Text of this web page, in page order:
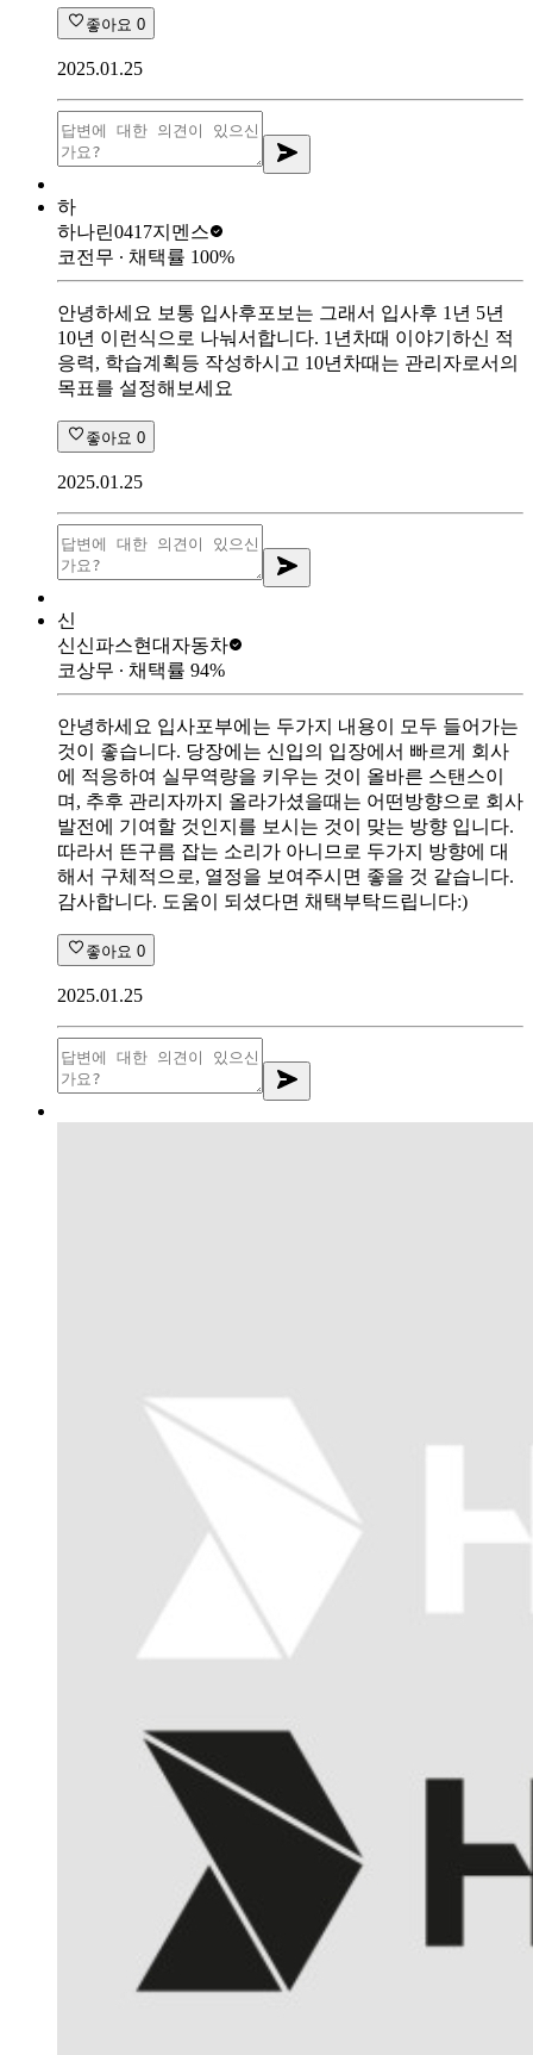
좋아요 0
2025.01.25
하
하나린0417지멘스
코전무 ∙ 채택률 100%
안녕하세요 보통 입사후포보는 그래서 입사후 1년 5년
10년 이런식으로 나눠서합니다. 1년차때 이야기하신 적
응력, 학습계획등 작성하시고 10년차때는 관리자로서의
목표를 설정해보세요
좋아요 0
2025.01.25
신
신신파스현대자동차
코상무 ∙ 채택률 94%
안녕하세요 입사포부에는 두가지 내용이 모두 들어가는
것이 좋습니다. 당장에는 신입의 입장에서 빠르게 회사
에 적응하여 실무역량을 키우는 것이 올바른 스탠스이
며, 추후 관리자까지 올라가셨을때는 어떤방향으로 회사
발전에 기여할 것인지를 보시는 것이 맞는 방향 입니다.
따라서 뜬구름 잡는 소리가 아니므로 두가지 방향에 대
해서 구체적으로, 열정을 보여주시면 좋을 것 같습니다.
감사합니다. 도움이 되셨다면 채택부탁드립니다:)
좋아요 0
2025.01.25